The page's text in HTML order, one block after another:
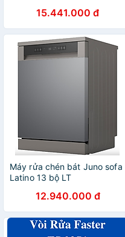
15.441.000 đ
Máy rửa chén bát Juno sofa
Latino 13 bộ LT
845 mm12.940.000 đ